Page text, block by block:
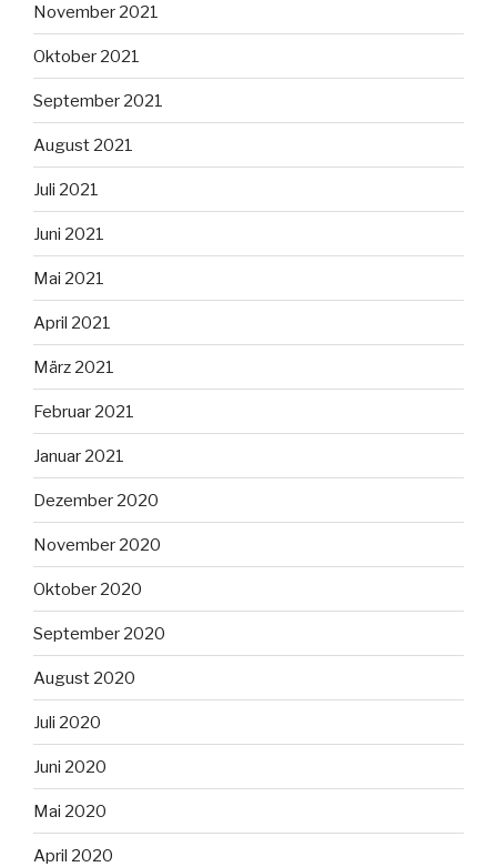
November 2021
Oktober 2021
September 2021
August 2021
Juli 2021
Juni 2021
Mai 2021
April 2021
März 2021
Februar 2021
Januar 2021
Dezember 2020
November 2020
Oktober 2020
September 2020
August 2020
Juli 2020
Juni 2020
Mai 2020
April 2020